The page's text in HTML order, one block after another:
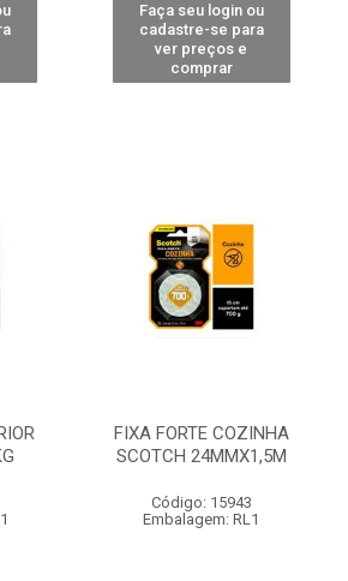
Faça seu login ou
cadastre-se para
ver preços e
comprar
FIXA FORTE COZINHA
SCOTCH 24MMX1,5M
Código: 15943
Embalagem: RL1